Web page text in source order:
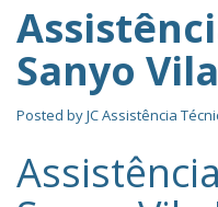
Sanyo
Posted byJC Assistência